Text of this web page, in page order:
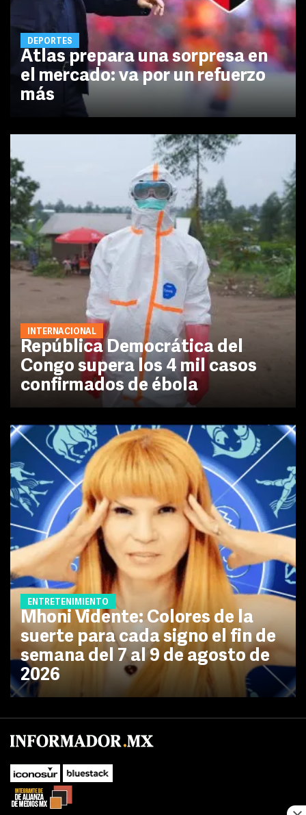
DEPORTES
Atlas prepara una sorpresa en
el mercado: va por un refuerzo
más
INTERNACIONAL
República Democrática del
Congo supera los 4 mil casos
confirmados de ébola
ENTRETENIMIENTO
Mhoni Vidente: Colores de la
suerte para cada signo el fin de
semana del 7 al 9 de agosto de
2026